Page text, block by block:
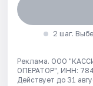
2 шаг.
Реклама. ООО
ОПЕРАТОР", ИНН:
Действует до 31